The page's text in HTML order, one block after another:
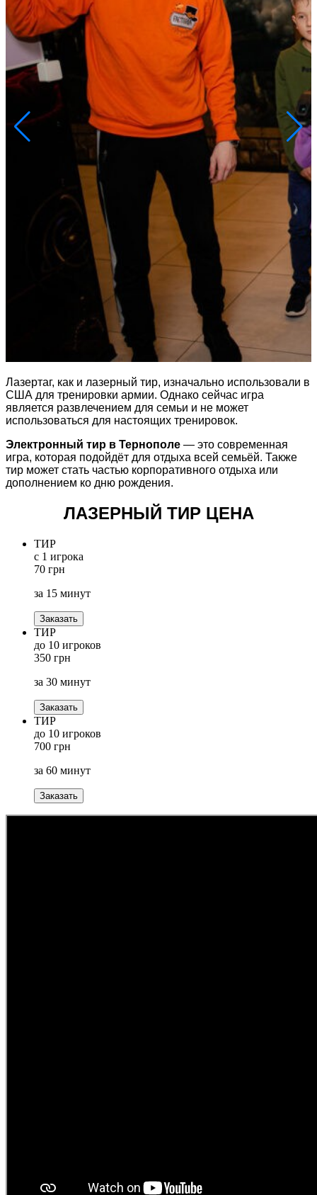
Лазертаг, как и лазерный тир, изначально использовали в
США для тренировки армии. Однако сейчас игра
является развлечением для семьи и не может
использоваться для настоящих тренировок.
Электронный тир в Тернополе — это современная
игра, которая подойдёт для отдыха всей семьёй. Также
тир может стать частью корпоративного отдыха или
дополнением ко дню рождения.
ЛАЗЕРНЫЙ ТИР ЦЕНА
ТИР
с 1 игрока
70 грн
за 15 минут
Заказать
ТИР
до 10 игроков
350 грн
за 30 минут
Заказать
ТИР
до 10 игроков
700 грн
за 60 минут
Заказать